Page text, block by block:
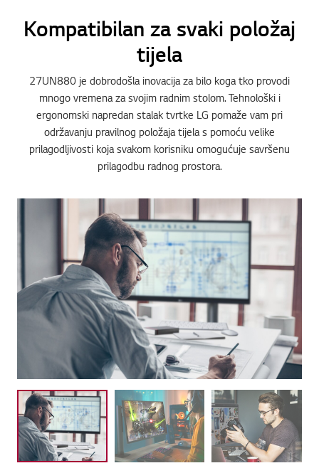
Kompatibilan za svaki položaj
tijela
27UN880 je dobrodošla inovacija za bilo koga tko provodi
mnogo vremena za svojim radnim stolom. Tehnološki i
ergonomski napredan stalak tvrtke LG pomaže vam pri
održavanju pravilnog položaja tijela s pomoću velike
prilagodljivosti koja svakom korisniku omogućuje savršenu
prilagodbu radnog prostora.